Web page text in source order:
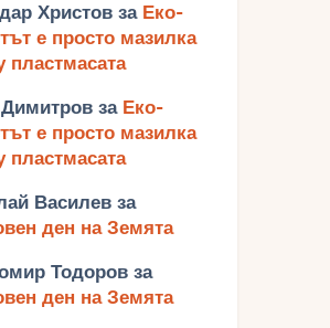
Христов за Еко-
е просто мазилка
пластмасата
за Еко-
е просто мазилка
пластмасата
Василев за
ден на Земята
Тодоров за
ден на Земята